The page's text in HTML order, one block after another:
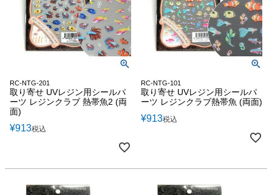
RC-NTG-201
取り寄せ UVレジン用シールパ
ーツ レジンクラブ 熱帯魚2 (両
面)
¥913税込
RC-NTG-101
取り寄せ UVレジン用シールパ
ーツ レジンクラブ熱帯魚 (両面)
¥913税込